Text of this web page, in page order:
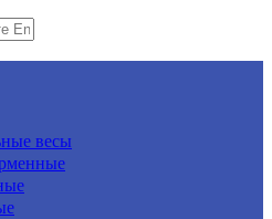
весы